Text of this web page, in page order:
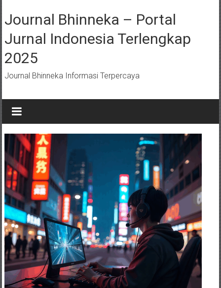
konten
Journal Bhinneka – Portal
Jurnal Indonesia Terlengkap
2025
Journal Bhinneka Informasi Terpercaya